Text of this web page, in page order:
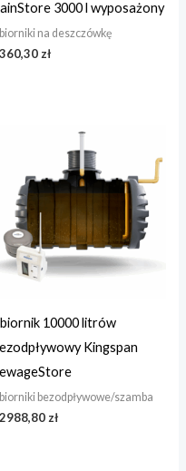
3000 l wyposażony
na deszczówkę
zł
10000 litrów
Kingspan
bezodpływowe/szamba
zł